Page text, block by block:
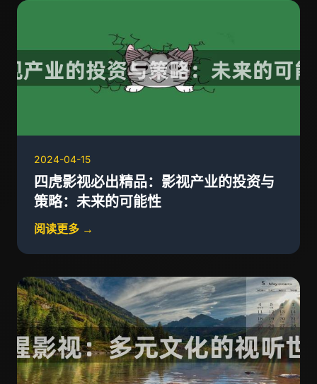
2024-04-15
四虎影视必出精品：影视产业的投资与
策略：未来的可能性
阅读更多 →